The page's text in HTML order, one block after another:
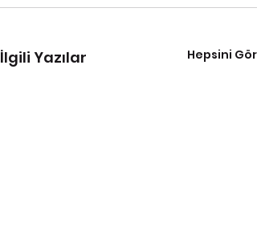
İlgili Yazılar Hepsini Gör